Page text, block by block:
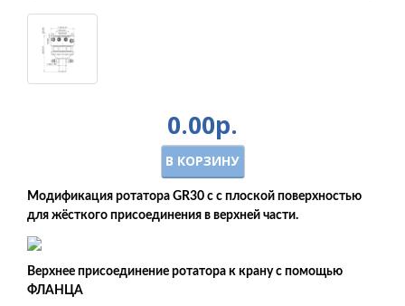
0.00р.
В КОРЗИНУ
Модификация ротатора GR30 с с плоской поверхностью
для жёсткого присоединения в верхней части.
Верхнее присоединение ротатора к крану с помощью
ФЛАНЦА